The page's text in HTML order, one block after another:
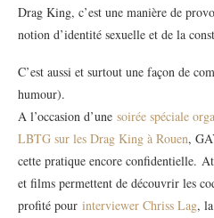
Drag King, c’est une manière de
notion d’identité sexuelle et de la
C’est aussi et surtout une façon de
humour).
A l’occasion d’une soirée spéciale
LBTG sur les Drag King à Rouen,
cette pratique encore confidentielle.
et films permettent de découvrir les
profité pour interviewer Chriss Lag,